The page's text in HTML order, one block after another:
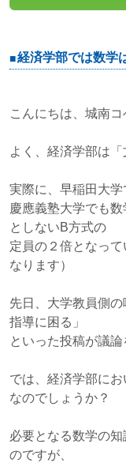
経済学部では数学
こんにちは、城南コ
よく、経済学部は
実際に、早稲田大学
慶應義塾大学でも
としないB方式の
定員の２倍となっ
なります）
先日、大学教員側の
指導に困る」
といった投稿が議論
では、経済学部に
なのでしょうか？
必要となる数学の
のですが、